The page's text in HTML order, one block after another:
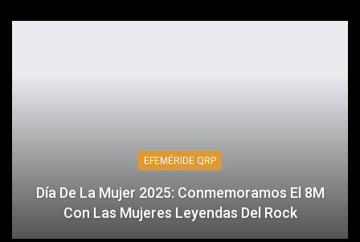
EFEMÉRIDE QRP
Día De La Mujer 2025: Conmemoramos El 8M
Con Las Mujeres Leyendas Del Rock